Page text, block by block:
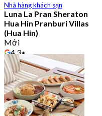
Nhà hàng khách sạn
Luna La Pran Sheraton
Hua Hin Pranburi Villas
(Hua Hin)
Mới
4.3
Từ฿ 396